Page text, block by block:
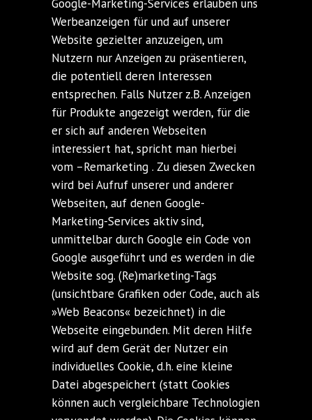
Google-Marketing-Services erlauben uns
Werbeanzeigen für und auf unserer
Website gezielter anzuzeigen, um
Nutzern nur Anzeigen zu präsentieren,
die potentiell deren Interessen
entsprechen. Falls Nutzer z.B. Anzeigen
für Produkte angezeigt werden, für die
er sich auf anderen Webseiten
interessiert hat, spricht man hierbei
vom –Remarketing . Zu diesen Zwecken
wird bei Aufruf unserer und anderer
Webseiten, auf denen Google-
Marketing-Services aktiv sind,
unmittelbar durch Google ein Code von
Google ausgeführt und es werden in die
Website sog. (Re)marketing-Tags
(unsichtbare Grafiken oder Code, auch als
»Web Beacons« bezeichnet) in die
Webseite eingebunden. Mit deren Hilfe
wird auf dem Gerät der Nutzer ein
individuelles Cookie, d.h. eine kleine
Datei abgespeichert (statt Cookies
können auch vergleichbare Technologien